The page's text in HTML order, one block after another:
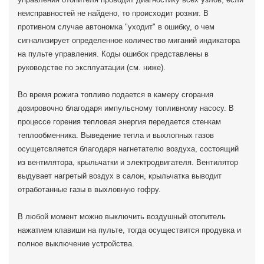
неисправностей не найдено, то происходит розжиг. В
противном случае автономка "уходит" в ошибку, о чем
сигнализирует определенное количество миганий индикатора
на пульте управления. Коды ошибок представлены в
руководстве по эксплуатации (см. ниже).
Во время рожига топливо подается в камеру сгорания
дозировочно благодаря импульсному топливному насосу. В
процессе горения тепловая энергия передается стенкам
теплообменника. Выведение тепла и выхлопных газов
осущетсвляется благодаря нагнетателю воздуха, состоящий
из вентилятора, крыльчатки и электродвигателя. Вентилятор
выдувает нагретый воздух в салон, крыльчатка выводит
отработанные газы в выхловную гофру.
В любой момент можно выключить воздушный отопитель
нажатием клавиши на пульте, тогда осуществится продувка и
полное выключение устройства.